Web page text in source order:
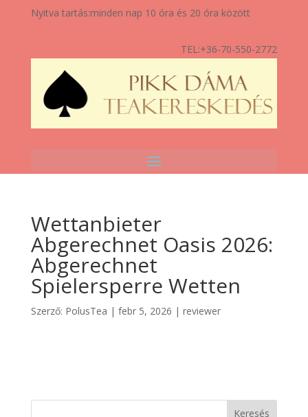
Nyitva tartás:minden nap 10 óra és 20 óra között
TEL:+36-70-550-2772
Wettanbieter
Abgerechnet Oasis 2026:
Abgerechnet
Spielersperre Wetten
Szerző: PolusTea | febr 5, 2026 | reviewer